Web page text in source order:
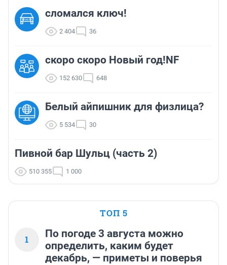
сломался ключ!
2 404 36
скоро скоро Новый год!NF
152 630 648
Белый айпишник для физлица?
5 534 30
Пивной бар Шульц (часть 2)
510 355 1 000
ТОП 5
1
По погоде 3 августа можно
определить, каким будет
декабрь, — приметы и поверья